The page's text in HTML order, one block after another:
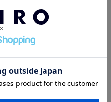
や潤いの付け直しに。
チック容器なので、お出かけ先
したりできるようバッグにイ
い分けるのもおすすめです。